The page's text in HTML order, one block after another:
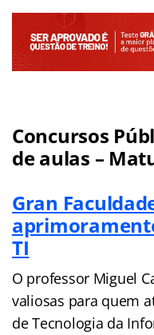
Concursos
de aulas –
Gran
TI
O professor Miguel
valiosas para quem
de Tecnologia da